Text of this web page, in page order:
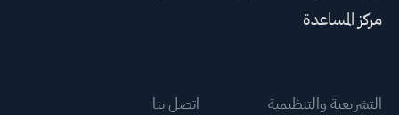
مركز المساعدة
التشريعية والتنظيمية اتصل بنا